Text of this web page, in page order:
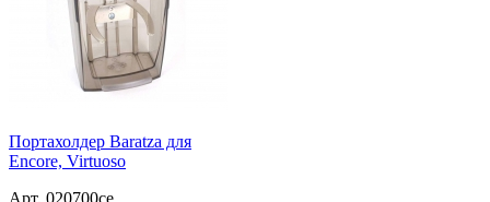
Портахолдер Baratza для
Encore, Virtuoso
Арт. 020700ce